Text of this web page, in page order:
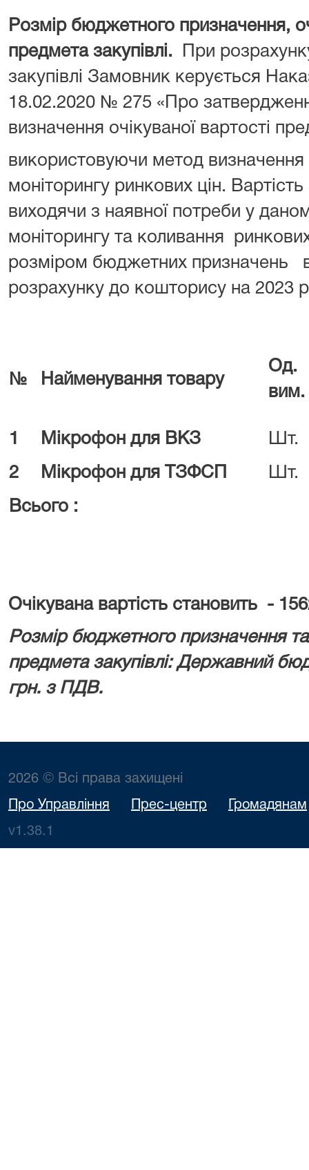
Розмір бюджетного призначення,
предмета закупівлі.
При
закупівлі Замовник керується
18.02.2020 № 275 «Про
визначення очікуваної вартості
використовуючи метод визначення
моніторингу ринкових цін.
виходячи з наявної потреби у
моніторингу та коливання
розміром бюджетних призначень
розрахунку до кошторису на 2023
№ Найменування товару
Од.
вим.
1 Мікрофон для ВКЗ Шт.
2 Мікрофон для ТЗФСП Шт.
Всього :
Очікувана вартість становить -
Розмір бюджетного призначення
предмета закупівлі: Державний
грн. з ПДВ.
2026 © Всі права захищені
Про Управління Прес-центр Громадянам
v1.38.1